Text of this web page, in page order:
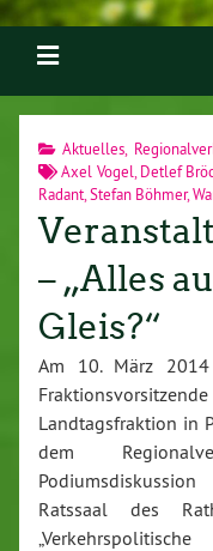
Aktuelles,
Axel Vogel Detlef
Radant Stefan Böhmer,
– „Alles
Gleis?“
Am 10. März
Landtagsfraktion in
dem
Ratssaal des